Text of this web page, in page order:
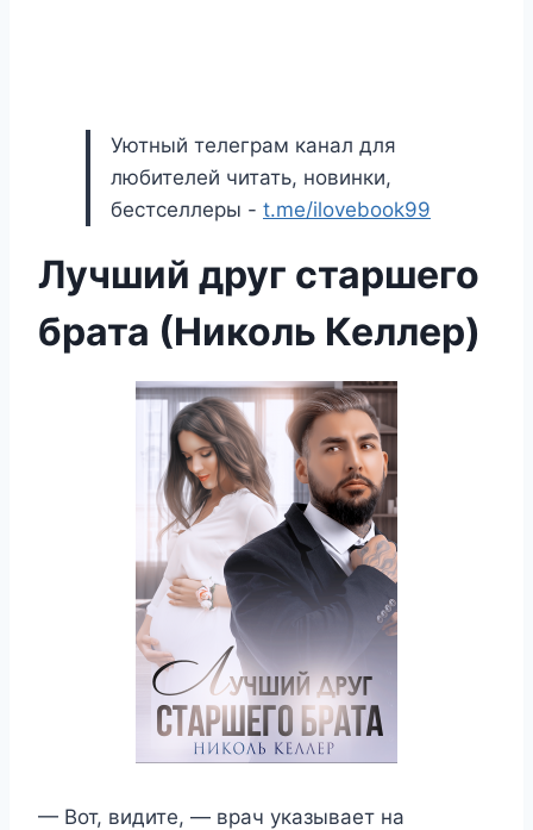
Уютный телеграм канал для
любителей читать, новинки,
бестселлеры - t.me/ilovebook99
Лучший друг старшего
брата (Николь Келлер)
— Вот, видите, — врач указывает на